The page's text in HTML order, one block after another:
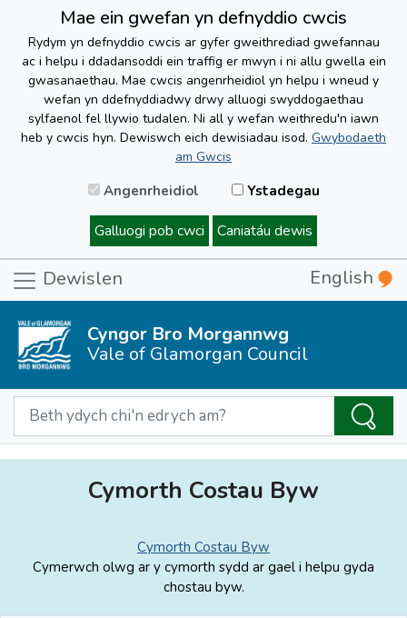
Mae ein gwefan yn defnyddio cwcis
Rydym yn defnyddio cwcis ar gyfer gweithrediad gwefannau
ac i helpu i ddadansoddi ein traffig er mwyn i ni allu gwella ein
gwasanaethau. Mae cwcis angenrheidiol yn helpu i wneud y
wefan yn ddefnyddiadwy drwy alluogi swyddogaethau
sylfaenol fel llywio tudalen. Ni all y wefan weithredu'n iawn
heb y cwcis hyn. Dewiswch eich dewisiadau isod. Gwybodaeth
am Gwcis
Angenrheidiol Ystadegau
Galluogi pob cwci Caniatáu dewis
Dewislen English
Cyngor Bro Morgannwg
Vale of Glamorgan Council
Cymorth Costau Byw
Cymorth Costau Byw
Cymerwch olwg ar y cymorth sydd ar gael i helpu gyda
chostau byw.